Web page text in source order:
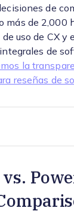
de
más de 2,000
uso de CX y
de
la
reseñas de